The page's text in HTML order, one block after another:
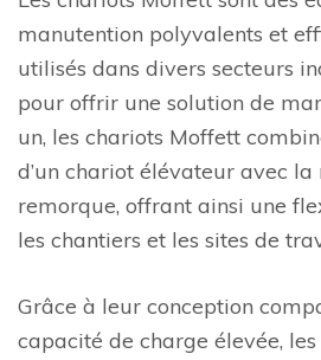
manutention polyvalents et
utilisés dans divers secteurs
pour offrir une solution de
un, les chariots Moffett
d’un chariot élévateur avec la
remorque, offrant ainsi une
les chantiers et les sites de
Grâce à leur conception
capacité de charge élevée,